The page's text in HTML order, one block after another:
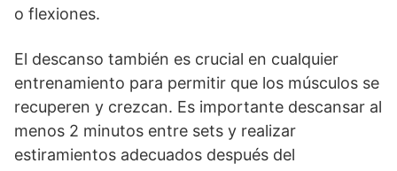
o flexiones.
El descanso también es crucial en cualquier
entrenamiento para permitir que los músculos se
recuperen y crezcan. Es importante descansar al
menos 2 minutos entre sets y realizar
estiramientos adecuados después del